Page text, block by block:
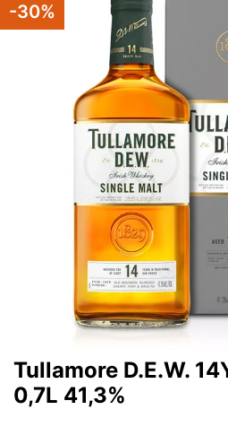
-30%
Tullamore D.E.W.
0,7L 41,3%